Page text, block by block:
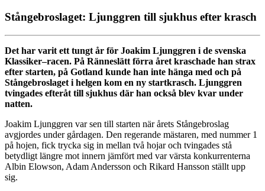
Stångebroslaget: Ljunggren till sjukhus efter krasch
Det har varit ett tungt år för Joakim Ljunggren i de svenska
Klassiker–racen. På Ränneslätt förra året kraschade han strax
efter starten, på Gotland kunde han inte hänga med och på
Stångebroslaget i helgen kom en ny startkrasch. Ljunggren
tvingades efteråt till sjukhus där han också blev kvar under
natten.
Joakim Ljunggren var sen till starten när årets Stångebroslag
avgjordes under gårdagen. Den regerande mästaren, med nummer 1
på hojen, fick trycka sig in mellan två hojar och tvingades stå
betydligt längre mot innern jämfört med var värsta konkurrenterna
Albin Elowson, Adam Andersson och Rikard Hansson ställt upp
sig.